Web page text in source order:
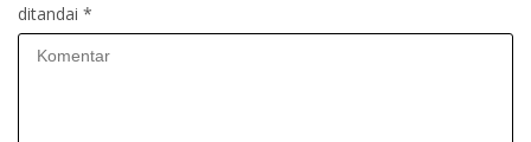
ditandai *